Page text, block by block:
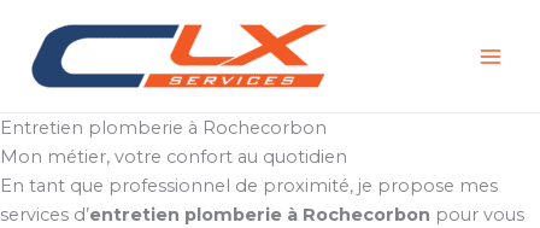
contenu
Entretien plomberie à Rochecorbon
Mon métier, votre confort au quotidien
En tant que professionnel de proximité, je propose mes
services d’entretien plomberie à Rochecorbon pour vous